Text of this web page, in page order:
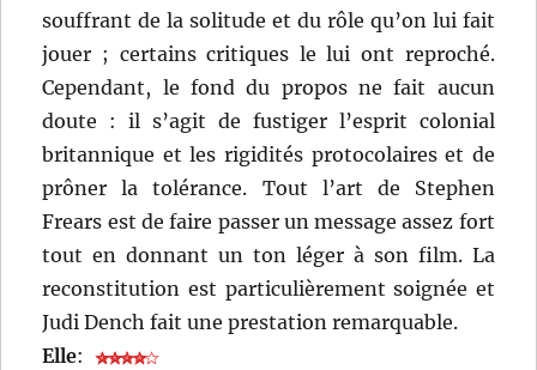
souffrant de la solitude et du rôle qu’on lui fait
jouer ; certains critiques le lui ont reproché.
Cependant, le fond du propos ne fait aucun
doute : il s’agit de fustiger l’esprit colonial
britannique et les rigidités protocolaires et de
prôner la tolérance. Tout l’art de Stephen
Frears est de faire passer un message assez fort
tout en donnant un ton léger à son film. La
reconstitution est particulièrement soignée et
Judi Dench fait une prestation remarquable.
Elle: